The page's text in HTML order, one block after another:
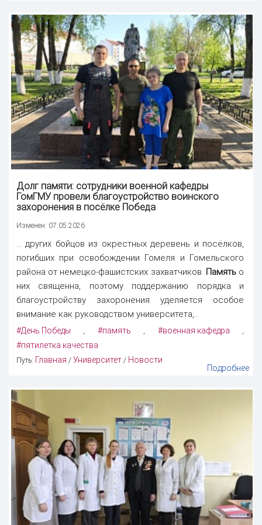
Долг памяти: сотрудники военной кафедры
ГомГМУ провели благоустройство воинского
захоронения в посёлке Победа
Изменен: 07.05.2026
... других бойцов из окрестных деревень и посёлков,
погибших при освобождении Гомеля и Гомельского
района от немецко-фашистских захватчиков. Памятьо
них священна, поэтому поддержанию порядка и
благоустройству захоронения уделяется особое
внимание как руководством университета,...
#День Победы , #память , #военная кафедра ,
#пятилетка качества
Путь: Главная / Университет / Новости
Подробнее